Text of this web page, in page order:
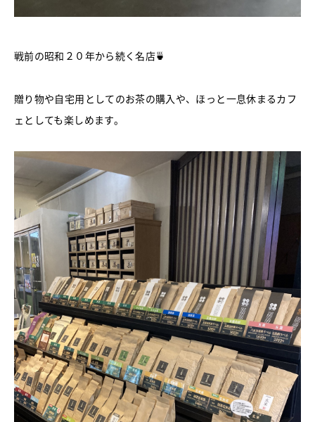
戦前の昭和２０年から続く名店🍵
贈り物や自宅用としてのお茶の購入や、ほっと一息休まるカフ
ェとしても楽しめます。